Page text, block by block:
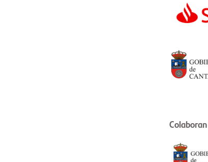
Colaboran